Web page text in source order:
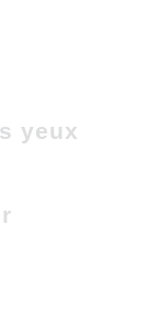
yeux